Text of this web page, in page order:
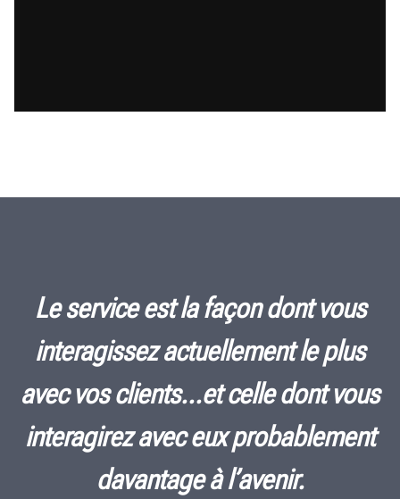
Le service est la façon dont vous
interagissez actuellement le plus
avec vos clients...et celle dont vous
interagirez avec eux probablement
davantage à l’avenir.